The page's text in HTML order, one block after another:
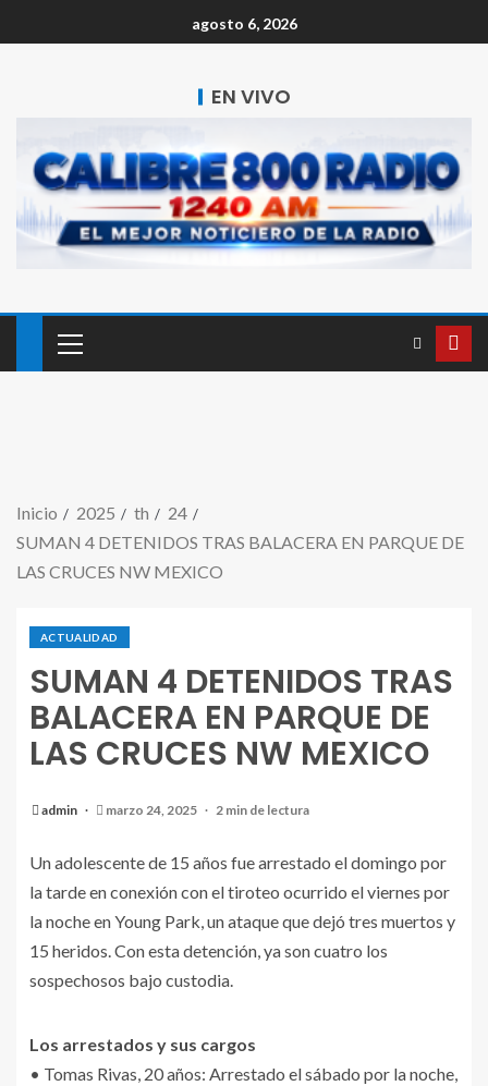
agosto 6, 2026
EN VIVO
Inicio 2025 th
24
SUMAN 4 DETENIDOS TRAS BALACERA EN PARQUE DE
LAS CRUCES NW MEXICO
ACTUALIDAD
SUMAN 4 DETENIDOS TRAS
BALACERA EN PARQUE DE
LAS CRUCES NW MEXICO
admin marzo 24, 2025 2 min de lectura
Un adolescente de 15 años fue arrestado el domingo por
la tarde en conexión con el tiroteo ocurrido el viernes por
la noche en Young Park, un ataque que dejó tres muertos y
15 heridos. Con esta detención, ya son cuatro los
sospechosos bajo custodia.
Los arrestados y sus cargos
• Tomas Rivas, 20 años: Arrestado el sábado por la noche,